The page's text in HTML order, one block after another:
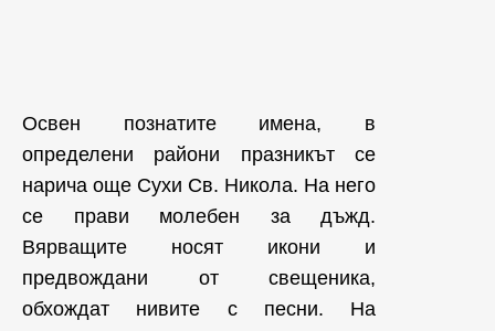
Освен познатите имена, в
определени райони празникът се
нарича още Сухи Св. Никола. На него
се прави молебен за дъжд.
Вярващите носят икони и
предвождани от свещеника,
обхождат нивите с песни. На